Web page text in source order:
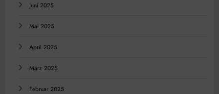
Juni 2025
Mai 2025
April 2025
März 2025
Februar 2025